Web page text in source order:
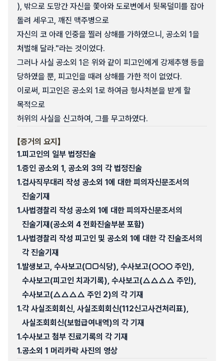
), 밖으로 도망간 자신을 쫓아와 도로변에서 뒷목덜미를 잡아
돌려 세우고, 깨진 맥주병으로
자신의 코 아래 인중을 찔러 상해를 가하였으니, 공소외 1을
처벌해 달라."라는 것이었다.
그러나 사실 공소외 1은 위와 같이 피고인에게 강제추행 등을
당하였을 뿐, 피고인을 때려 상해를 가한 적이 없었다.
이로써, 피고인은 공소외 1로 하여금 형사처분을 받게 할
목적으로
허위의 사실을 신고하여, 그를 무고하였다.
【증거의 요지】
1.피고인의 일부 법정진술
1.증인 공소외 1, 공소외 3의 각 법정진술
1.검사직무대리 작성 공소외 1에 대한 피의자신문조서의
진술기재
1.사법경찰리 작성 공소외 1에 대한 피의자신문조서의
진술기재(공소외 4 전화진술부분 포함)
1.사법경찰리 작성 피고인 및 공소외 1에 대한 각 진술조서의
각 진술기재
1.발생보고, 수사보고(□□식당), 수사보고(○○○ 주인),
수사보고(피고인 치과기록), 수사보고(△△△△ 주인),
수사보고(△△△△ 주인 2)의 각 기재
1.각 사실조회회신, 사실조회회신(112신고사건처리표),
사실조회회신(보험급여내역)의 각 기재
1.수사보고 첨부 진료기록의 각 기재
1.공소외 1 머리카락 사진의 영상